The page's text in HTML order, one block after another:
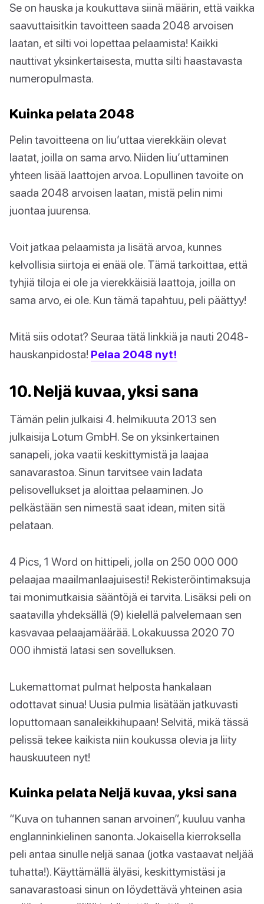
Se on hauska ja koukuttava siinä määrin, että vaikka
saavuttaisitkin tavoitteen saada 2048 arvoisen
laatan, et silti voi lopettaa pelaamista! Kaikki
nauttivat yksinkertaisesta, mutta silti haastavasta
numeropulmasta.
Kuinka pelata 2048
Pelin tavoitteena on liu’uttaa vierekkäin olevat
laatat, joilla on sama arvo. Niiden liu’uttaminen
yhteen lisää laattojen arvoa. Lopullinen tavoite on
saada 2048 arvoisen laatan, mistä pelin nimi
juontaa juurensa.
Voit jatkaa pelaamista ja lisätä arvoa, kunnes
kelvollisia siirtoja ei enää ole. Tämä tarkoittaa, että
tyhjiä tiloja ei ole ja vierekkäisiä laattoja, joilla on
sama arvo, ei ole. Kun tämä tapahtuu, peli päättyy!
Mitä siis odotat? Seuraa tätä linkkiä ja nauti 2048-
hauskanpidosta! Pelaa 2048 nyt!
10. Neljä kuvaa, yksi sana
Tämän pelin julkaisi 4. helmikuuta 2013 sen
julkaisija Lotum GmbH. Se on yksinkertainen
sanapeli, joka vaatii keskittymistä ja laajaa
sanavarastoa. Sinun tarvitsee vain ladata
pelisovellukset ja aloittaa pelaaminen. Jo
pelkästään sen nimestä saat idean, miten sitä
pelataan.
4 Pics, 1 Word on hittipeli, jolla on 250 000 000
pelaajaa maailmanlaajuisesti! Rekisteröintimaksuja
tai monimutkaisia sääntöjä ei tarvita. Lisäksi peli on
saatavilla yhdeksällä (9) kielellä palvelemaan sen
kasvavaa pelaajamäärää. Lokakuussa 2020 70
000 ihmistä latasi sen sovelluksen.
Lukemattomat pulmat helposta hankalaan
odottavat sinua! Uusia pulmia lisätään jatkuvasti
loputtomaan sanaleikkihupaan! Selvitä, mikä tässä
pelissä tekee kaikista niin koukussa olevia ja liity
hauskuuteen nyt!
Kuinka pelata Neljä kuvaa, yksi sana
“Kuva on tuhannen sanan arvoinen”, kuuluu vanha
englanninkielinen sanonta. Jokaisella kierroksella
peli antaa sinulle neljä sanaa (jotka vastaavat neljää
tuhatta!). Käyttämällä älyäsi, keskittymistäsi ja
sanavarastoasi sinun on löydettävä yhteinen asia